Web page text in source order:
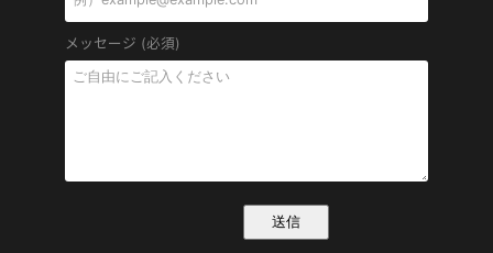
メッセージ (必須)